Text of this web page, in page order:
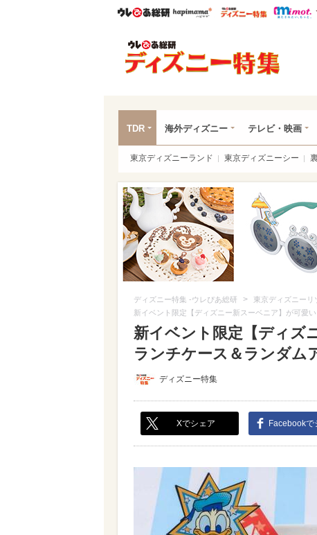
ウレぴあ総研ハピママ* ウレぴあ
TDR 海外ディズニー テレビ・映画
東京ディズニーランド 東京ディズニーシー
ディズニー特集 -ウレぴあ総研 > 東京ディズニーリ
新イベント限定【ディズニー新スーベニア】が可愛
新イベント限定【ディズ
ランチケース＆ランダム
ディズニー特集
Xでシェア Facebookで